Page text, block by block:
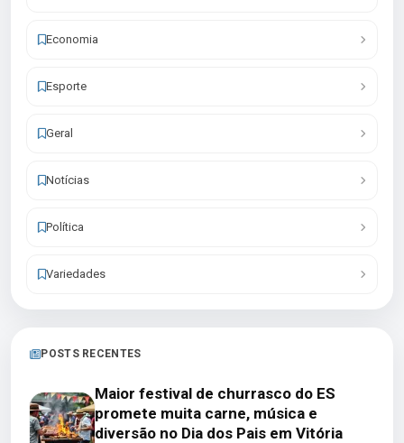
Economia
Esporte
Geral
Notícias
Política
Variedades
POSTS RECENTES
Maior festival de churrasco do ES
promete muita carne, música e
diversão no Dia dos Pais em Vitória